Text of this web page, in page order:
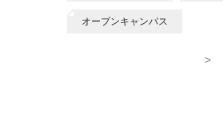
オープンキャンパス
>